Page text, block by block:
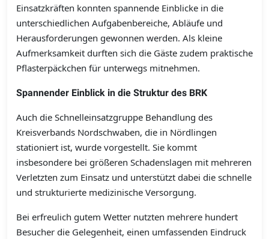
Einsatzkräften konnten spannende Einblicke in die
unterschiedlichen Aufgabenbereiche, Abläufe und
Herausforderungen gewonnen werden. Als kleine
Aufmerksamkeit durften sich die Gäste zudem praktische
Pflasterpäckchen für unterwegs mitnehmen.
Spannender Einblick in die Struktur des BRK
Auch die Schnelleinsatzgruppe Behandlung des
Kreisverbands Nordschwaben, die in Nördlingen
stationiert ist, wurde vorgestellt. Sie kommt
insbesondere bei größeren Schadenslagen mit mehreren
Verletzten zum Einsatz und unterstützt dabei die schnelle
und strukturierte medizinische Versorgung.
Bei erfreulich gutem Wetter nutzten mehrere hundert
Besucher die Gelegenheit, einen umfassenden Eindruck